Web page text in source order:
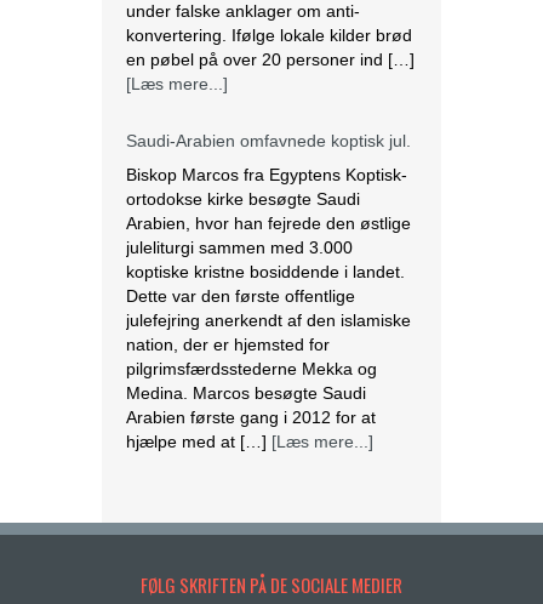
under falske anklager om anti-
konvertering. Ifølge lokale kilder brød
en pøbel på over 20 personer ind […]
[Læs mere...]
Saudi-Arabien omfavnede koptisk jul.
Biskop Marcos fra Egyptens Koptisk-
ortodokse kirke besøgte Saudi
Arabien, hvor han fejrede den østlige
juleliturgi sammen med 3.000
koptiske kristne bosiddende i landet.
Dette var den første offentlige
julefejring anerkendt af den islamiske
nation, der er hjemsted for
pilgrimsfærdsstederne Mekka og
Medina. Marcos besøgte Saudi
Arabien første gang i 2012 for at
hjælpe med at […] [Læs mere...]
efter lovændring
par af samme køn har fundet sted
FØLG SKRIFTEN PÅ DE SOCIALE MEDIER